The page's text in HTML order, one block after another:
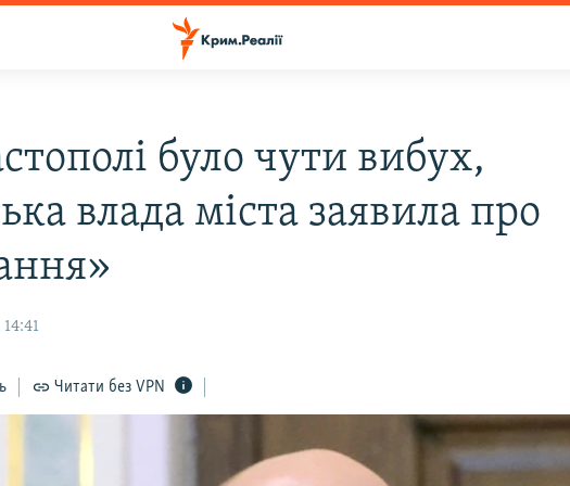
було чути вибух,
влада міста заявила про
Читати без VPN